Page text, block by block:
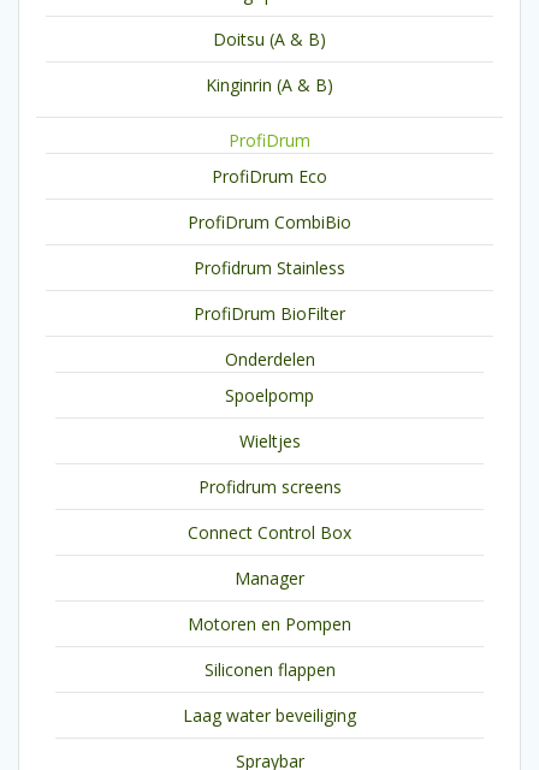
Doitsu (A & B)
Kinginrin (A & B)
ProfiDrum
ProfiDrum Eco
ProfiDrum CombiBio
Profidrum Stainless
ProfiDrum BioFilter
Onderdelen
Spoelpomp
Wieltjes
Profidrum screens
Connect Control Box
Manager
Motoren en Pompen
Siliconen flappen
Laag water beveiliging
Spraybar